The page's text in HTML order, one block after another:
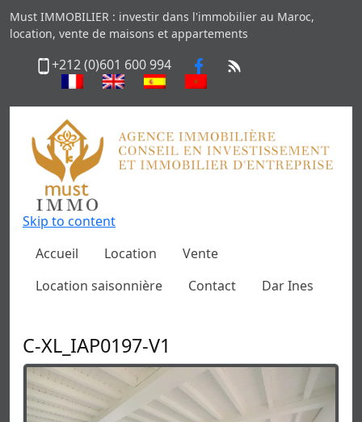
Must IMMOBILIER : investir dans l'immobilier au Maroc,
location, vente de maisons et appartements
+212 (0)601 600 994
Skip to content
Accueil
Location
Vente
Location saisonnière
Contact Dar Ines
C-XL_IAP0197-V1